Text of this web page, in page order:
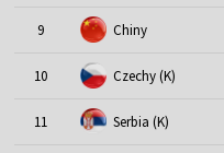
9 Chiny
10 Czechy (K)
11 Serbia (K)